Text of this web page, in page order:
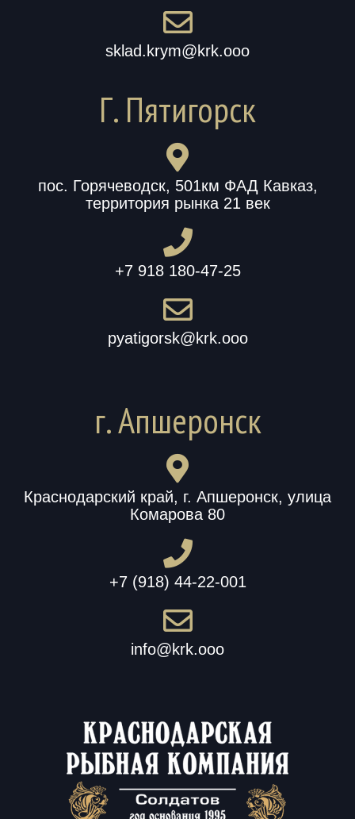
г. Апшеронск
Краснодарский край, г. Апшеронск, улица
Комарова 80
+7 (918) 44-22-001
info@krk.ooo
Г. Пятигорск
пос. Горячеводск, 501км ФАД Кавказ,
территория рынка 21 век
+7 918 180-47-25
pyatigorsk@krk.ooo
sklad.krym@krk.ooo